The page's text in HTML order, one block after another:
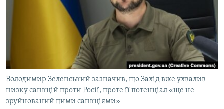
ВІДЕОУРОКИ «ELIFBE»
СВІДЧЕННЯ ОКУПАЦІЇ
УКРАЇНСЬКА ПРОБЛЕМА КРИМУ
ІНФОГРАФІКА
ЯК ОБІЙТИ БЛОКУВАННЯ
ДОЛУЧАЙСЯ!
Володимир Зеленський зазначив, що Захід вже ухвалив
низку санкцій проти Росії, проте її потенціал «ще не
зруйнований цими санкціями»